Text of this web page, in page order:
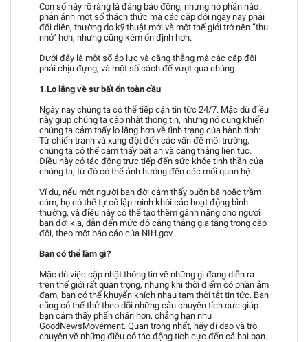
Con số này rõ ràng là đáng báo động, nhưng nó phần nào
phản ánh một số thách thức mà các cặp đôi ngày nay phải
đối diện, thường do kỹ thuật mới và một thế giới trở nên “thu
nhỏ” hơn, nhưng cũng kém ổn định hơn.
Dưới đây là một số áp lực và căng thẳng mà các cặp đôi
phải chịu đựng, và một số cách để vượt qua chúng.
1.Lo lắng về sự bất ổn toàn cầu
Ngày nay chúng ta có thể tiếp cận tin tức 24/7. Mặc dù điều
này giúp chúng ta cập nhật thông tin, nhưng nó cũng khiến
chúng ta cảm thấy lo lắng hơn về tình trạng của hành tinh:
Từ chiến tranh và xung đột đến các vấn đề môi trường,
chúng ta có thể cảm thấy bất an và căng thẳng liên tục.
Điều này có tác động trực tiếp đến sức khỏe tinh thần của
chúng ta, từ đó có thể ảnh hưởng đến các mối quan hệ.
Ví dụ, nếu một người bạn đời cảm thấy buồn bã hoặc trầm
cảm, họ có thể tự cô lập mình khỏi các hoạt động bình
thường, và điều này có thể tạo thêm gánh nặng cho người
bạn đời kia, dẫn đến mức độ căng thẳng gia tăng trong cặp
đôi, theo một báo cáo của NIH.gov.
Bạn có thể làm gì?
Mặc dù việc cập nhật thông tin về những gì đang diễn ra
trên thế giới rất quan trọng, nhưng khi thời điểm có phần ảm
đạm, bạn có thể khuyến khích nhau tạm thời tắt tin tức. Bạn
cũng có thể thử theo dõi những câu chuyện tích cực giúp
bạn cảm thấy phấn chấn hơn, chẳng hạn như
GoodNewsMovement. Quan trọng nhất, hãy đi dạo và trò
chuyện về những điều có tác động tích cực đến cả hai bạn.